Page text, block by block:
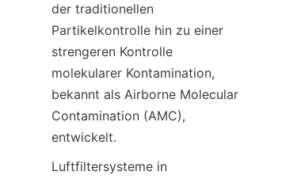
der traditionellen
Partikelkontrolle hin zu einer
strengeren Kontrolle
molekularer Kontamination,
bekannt als Airborne Molecular
Contamination (AMC),
entwickelt.
Luftfiltersysteme in